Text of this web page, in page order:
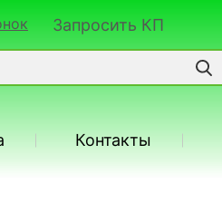
Запросить КП
Контакты